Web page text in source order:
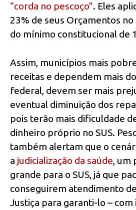
“corda no pescoço”. Eles
23% de seus Orçamentos no
do mínimo constitucional de
Assim, municípios mais
receitas e dependem mais
federal, devem ser mais
eventual diminuição dos
pois terão mais dificuldade
dinheiro próprio no SUS.
também alertam que o
a judicialização da saúde, um
grande para o SUS, já que
conseguirem atendimento
Justiça para garanti-lo – com